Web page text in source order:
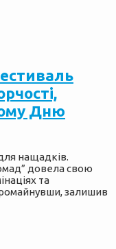
Дню
нащадків.
довела свою
та
залишив